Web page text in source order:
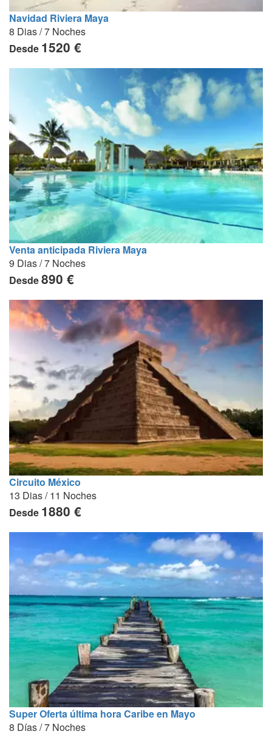
Navidad Riviera Maya
8 Dias / 7 Noches
Desde 1520 €
Venta anticipada Riviera Maya
9 Dias / 7 Noches
Desde890 €
Circuito México
13 Dias / 11 Noches
Desde 1880 €
Super Oferta última hora Caribe en Mayo
8 Días / 7 Noches